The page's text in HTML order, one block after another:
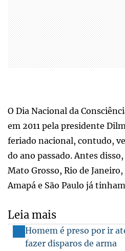
O Dia Nacional da
em 2011 pela presidente
feriado nacional, contudo,
do ano passado. Antes
Mato Grosso, Rio de
Amapá e São Paulo já
Leia mais
Homem é preso por ir
fazer disparos de arma